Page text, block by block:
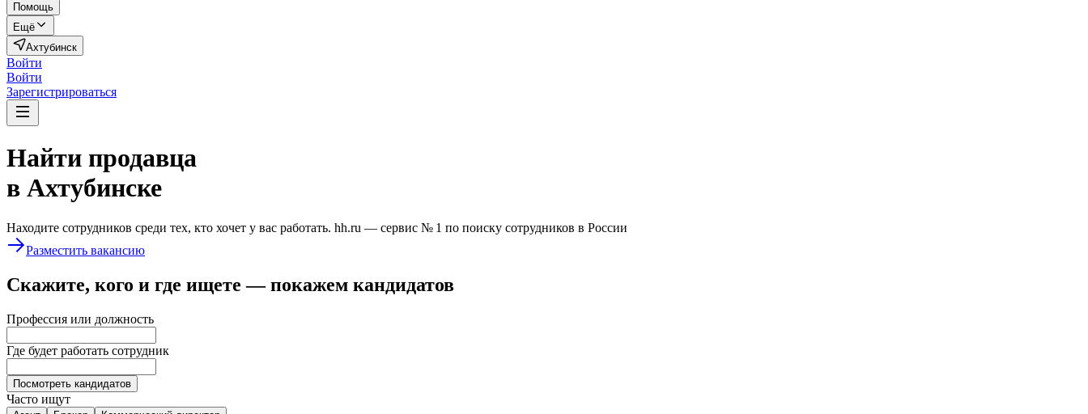
Помощь
Ещё
Ахтубинск
Войти
Войти
Зарегистрироваться
Найти продавца
в Ахтубинске
Находите сотрудников среди тех, кто хочет у вас работать. hh.ru — сервис № 1 по поиску сотрудников в России
Разместить вакансию
Скажите, кого и где ищете — покажем кандидатов
Профессия или должность
Где будет работать сотрудник
Посмотреть кандидатов
Часто ищут